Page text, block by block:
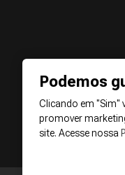
Podemos
Clicando em "Sim"
promover
site. Acesse nossa